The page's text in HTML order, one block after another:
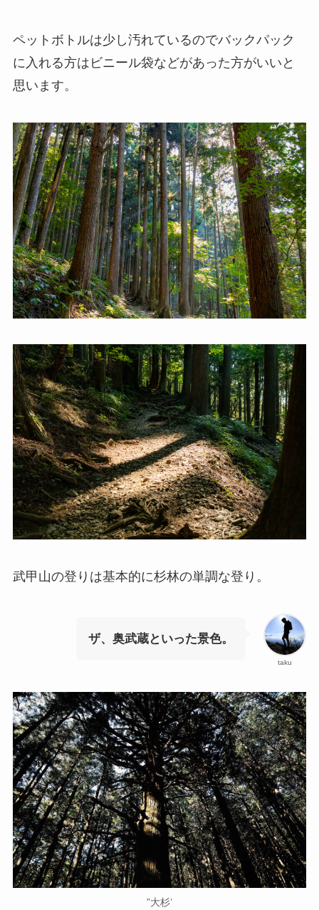
ペットボトルは少し汚れているのでバックパック
に入れる方はビニール袋などがあった方がいいと
思います。
武甲山の登りは基本的に杉林の単調な登り。
taku
ザ、奥武蔵といった景色。
”大杉’